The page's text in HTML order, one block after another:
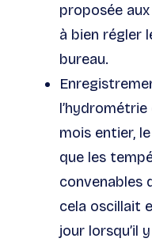
proposée
à bien régler
bureau.
mois entier,
que les
convenables
cela oscillait
jour lorsqu’il